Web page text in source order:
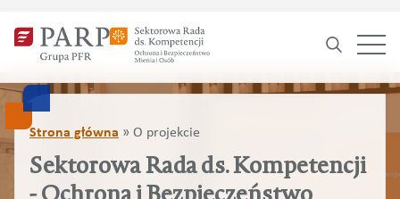
Strona główna » O projekcie
Sektorowa Rada ds. Kompetencji
- Ochrona i Bezpieczeństwo